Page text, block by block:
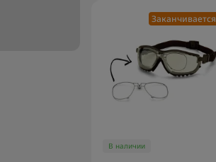
Заканчивается
В наличии